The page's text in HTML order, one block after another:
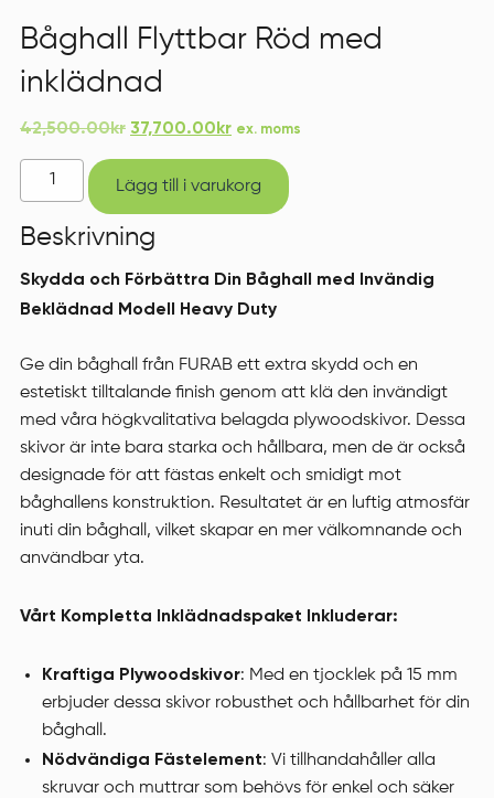
Båghall Flyttbar Röd med
inklädnad
42,500.00kr Det
priset
42,500.00kr.
37,700.00krDet
priset
ex. moms
Båghall
Flyttbar
Röd
inklädnad
mängd
Lägg till i varukorg
Beskrivning
Skydda och Förbättra Din Båghall med Invändig
Beklädnad Modell Heavy Duty
Ge din båghall från FURAB ett extra skydd och en
estetiskt tilltalande finish genom att klä den invändigt
med våra högkvalitativa belagda plywoodskivor. Dessa
skivor är inte bara starka och hållbara, men de är också
designade för att fästas enkelt och smidigt mot
båghallens konstruktion. Resultatet är en luftig atmosfär
inuti din båghall, vilket skapar en mer välkomnande och
användbar yta.
Vårt Kompletta Inklädnadspaket Inkluderar:
Kraftiga Plywoodskivor: Med en tjocklek på 15 mm
erbjuder dessa skivor robusthet och hållbarhet för din
båghall.
Nödvändiga Fästelement: Vi tillhandahåller alla
skruvar och muttrar som behövs för enkel och säker